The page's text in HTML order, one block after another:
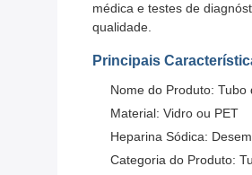
médica e testes de
qualidade.
Principais
Nome do Produto:
Material: Vidro ou PET
Heparina Sódica:
Categoria do Produto: